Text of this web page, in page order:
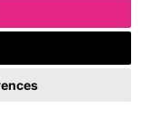
- “FLORAISON”